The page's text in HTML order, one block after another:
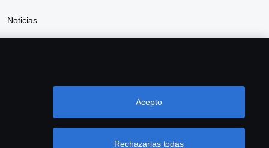
Noticias
Rechazarlas todas
Acepto